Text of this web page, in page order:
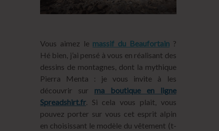
Vous aimez le massif du Beaufortain?
Hé bien, j’ai pensé à vous en réalisant des
dessins de montagnes, dont la mythique
Pierra Menta : je vous invite à les
découvrir sur ma boutique en ligne
Spreadshirt.fr . Si cela vous plait, vous
pouvez porter sur vous cet esprit alpin
en choisissant le modèle du vêtement (t-